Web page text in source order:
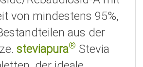
von mindestens 95%,
aus der
steviapura® Stevia